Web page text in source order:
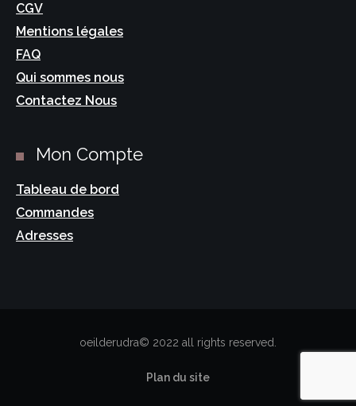
CGV
Mentions légales
FAQ
Qui sommes nous
Contactez Nous
Mon Compte
Tableau de bord
Commandes
Adresses
oeilderudra© 2022 all rights reserved.
Plan du site